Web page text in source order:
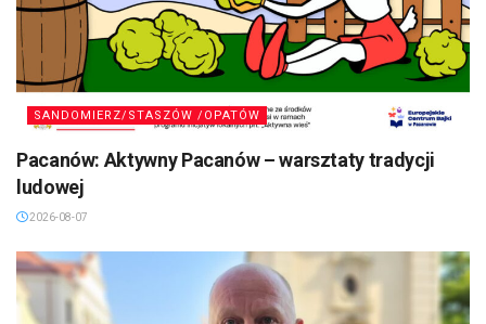
SANDOMIERZ/STASZÓW /OPATÓW
Pacanów: Aktywny Pacanów – warsztaty tradycji
ludowej
2026-08-07